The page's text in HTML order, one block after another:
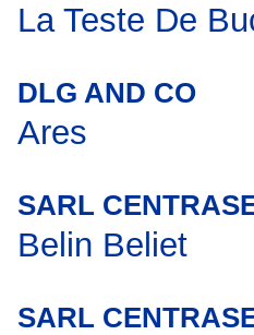
La Teste De
DLG AND CO
Ares
SARL
Belin Beliet
SARL